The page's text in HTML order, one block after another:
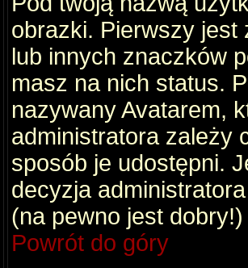
obrazki. Pierwszy jest
lub innych znaczków
masz na nich status.
nazywany Avatarem,
administratora zależy
sposób je udostępni.
decyzja
(na pewno jest dobry!)
Powrót do góry